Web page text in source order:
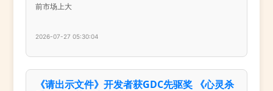
前市场上大
2026-07-27 05:30:04
《请出示文件》开发者获GDC先驱奖 《心灵杀